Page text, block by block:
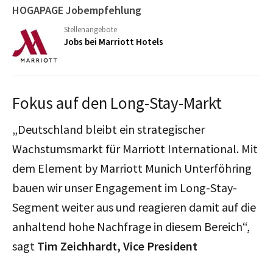
HOGAPAGE Jobempfehlung
Stellenangebote
Jobs bei Marriott Hotels
Fokus auf den Long-Stay-Markt
„Deutschland bleibt ein strategischer
Wachstumsmarkt für Marriott International. Mit
dem Element by Marriott Munich Unterföhring
bauen wir unser Engagement im Long-Stay-
Segment weiter aus und reagieren damit auf die
anhaltend hohe Nachfrage in diesem Bereich“,
sagt Tim Zeichhardt, Vice President